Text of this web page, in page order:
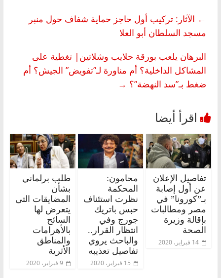
← الآثار: تركيب أول حاجز حماية شفاف حول منبر
مسجد السلطان أبو العلا
البرهان يلعب بورقة حلايب وشلاتين| تغطية على
المشاكل الداخلية؟ أم مناورة لـ”تفويض” الجيش؟ أم
ضغط بـ”سد النهضة”؟ →
تفاصيل الإعلان
عن أول إصابة
بـ”كورونا” في
مصر ومطالبات
بإقالة وزيرة
الصحة
14 فبراير، 2020
محامون:
المحكمة
نظرت استئناف
حبس باتريك
جورج وفي
انتظار القرار..
والباحث يروي
تفاصيل تعذيبه
15 فبراير، 2020
طلب برلماني
بشأن
المضايقات التى
يتعرض لها
السائح
بالأهرامات
والمناطق
الأثرية
9 فبراير، 2020